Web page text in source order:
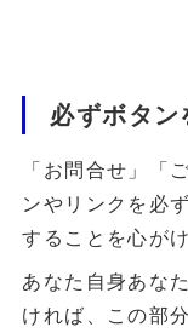
必ずボタン
「お問合せ」「
ンやリンクを必
することを心が
あなた自身あな
ければ、この部